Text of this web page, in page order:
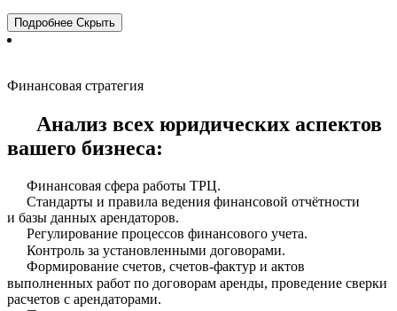
Подробнее Скрыть
Финансовая стратегия
Анализ всех юридических аспектов
вашего бизнеса:
Финансовая сфера работы ТРЦ.
Стандарты и правила ведения финансовой отчётности
и базы данных арендаторов.
Регулирование процессов финансового учета.
Контроль за установленными договорами.
Формирование счетов, счетов-фактур и актов
выполненных работ по договорам аренды, проведение сверки
расчетов с арендаторами.